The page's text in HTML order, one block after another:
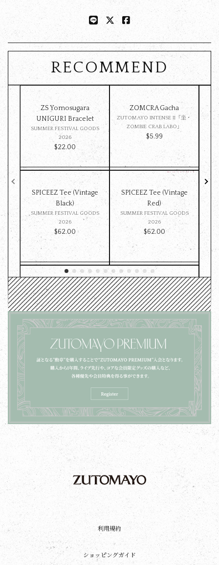
RECOMMEND
ZS Yomosugara
UNIGURI Bracelet
SUMMER FESTIVAL GOODS
2026
$‌22.00
ZOMCRA Gacha
ZUTOMAYO INTENSE II「坐・
ZOMBIE CRAB LABO」
$‌5.99
SPICEEZ Tee (Vintage
Black)
SUMMER FESTIVAL GOODS
2026
$‌62.00
SPICEEZ Tee (Vintage
Red)
SUMMER FESTIVAL GOODS
2026
$‌62.00
Pet
利用規約
ショッピングガイド